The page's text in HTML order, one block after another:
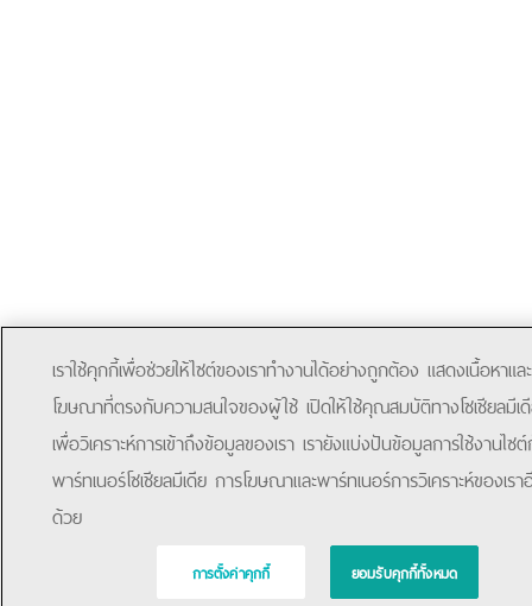
เราใช้คุกกี้เพื่อช่วยให้ไซต์ของเราทำงานได้อย่างถูกต้อง แสดงเนื้อหาและ
โฆษณาที่ตรงกับความสนใจของผู้ใช้ เปิดให้ใช้คุณสมบัติทางโซเชียลมีเ
เพื่อวิเคราะห์การเข้าถึงข้อมูลของเรา เรายังแบ่งปันข้อมูลการใช้งานไซ
พาร์ทเนอร์โซเชียลมีเดีย การโฆษณาและพาร์ทเนอร์การวิเคราะห์ของเร
ด้วย
การตั้งค่าคุกกี้ ยอมรับคุกกี้ทั้งหมด